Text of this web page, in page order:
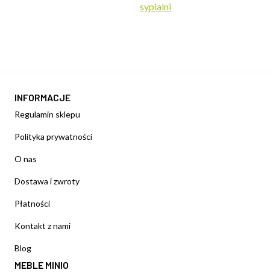
sypialni
INFORMACJE
Regulamin sklepu
Polityka prywatności
O nas
Dostawa i zwroty
Płatności
Kontakt z nami
Blog
MEBLE MINIO